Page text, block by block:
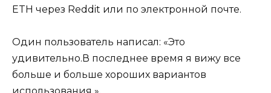
ETH через Reddit или по электронной почте.
Один пользователь написал: «Это
удивительно.В последнее время я вижу все
больше и больше хороших вариантов